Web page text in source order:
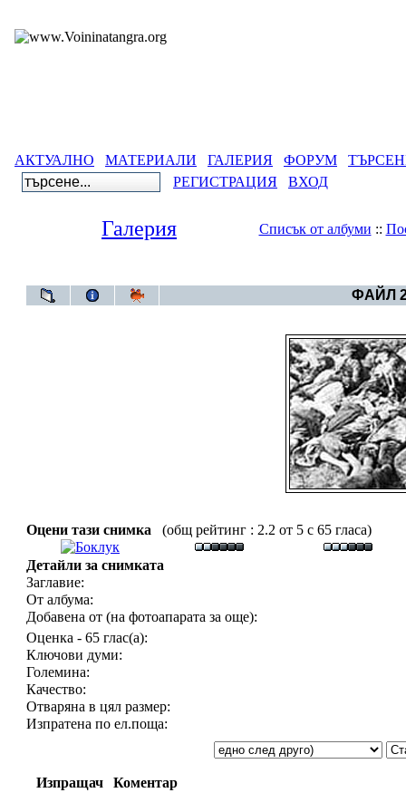
АКТУАЛНО МАТЕРИАЛИ ГАЛЕРИЯ ФОРУМ
РЕГИСТРАЦИЯ
ВХОД
Галерия Списък от албуми ::
ФАЙЛ
Оцени тази снимка (общ рейтинг : 2.2 от 5 с 65 гласа)
Детайли за снимката
Заглавие:
От албума:
Добавена от (на фотоапарата за още):
Оценка - 65 глас(а):
Ключови думи:
Големина:
Качество:
Отваряна в цял размер:
Изпратена по ел.поща:
Изпращач Коментар